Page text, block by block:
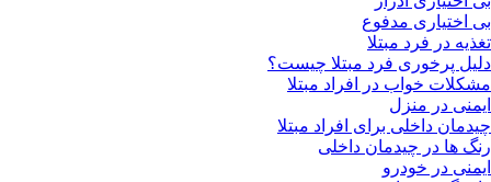
بی اختیاری مدفوع
تغذیه در فرد مبتلا
دلیل پرخوری فرد مبتلا چیست؟
مشکلات خواب در افراد مبتلا
ایمنی در منزل
چیدمان داخلی برای افراد مبتلا
رنگ ها در چیدمان داخلی
ایمنی در خودرو